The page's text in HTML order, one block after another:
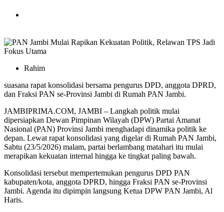
Rahim
suasana rapat konsolidasi bersama pengurus DPD, anggota DPRD,
dan Fraksi PAN se-Provinsi Jambi di Rumah PAN Jambi.
JAMBIPRIMA.COM, JAMBI – Langkah politik mulai
dipersiapkan Dewan Pimpinan Wilayah (DPW) Partai Amanat
Nasional (PAN) Provinsi Jambi menghadapi dinamika politik ke
depan. Lewat rapat konsolidasi yang digelar di Rumah PAN Jambi,
Sabtu (23/5/2026) malam, partai berlambang matahari itu mulai
merapikan kekuatan internal hingga ke tingkat paling bawah.
Konsolidasi tersebut mempertemukan pengurus DPD PAN
kabupaten/kota, anggota DPRD, hingga Fraksi PAN se-Provinsi
Jambi. Agenda itu dipimpin langsung Ketua DPW PAN Jambi, Al
Haris.